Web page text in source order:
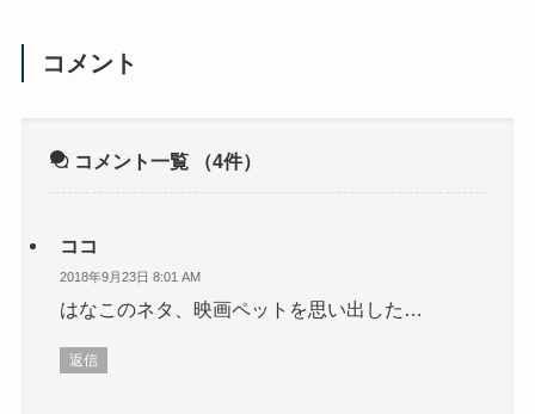
コメント
コメント一覧 （4件）
ココ
2018年9月23日 8:01 AM
はなこのネタ、映画ペットを思い出した…
返信